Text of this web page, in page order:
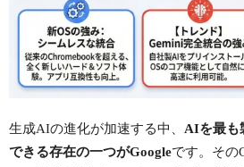
生成AIの進化が加速する中、 AIを最も
できる存在の一つがGoogleです。その